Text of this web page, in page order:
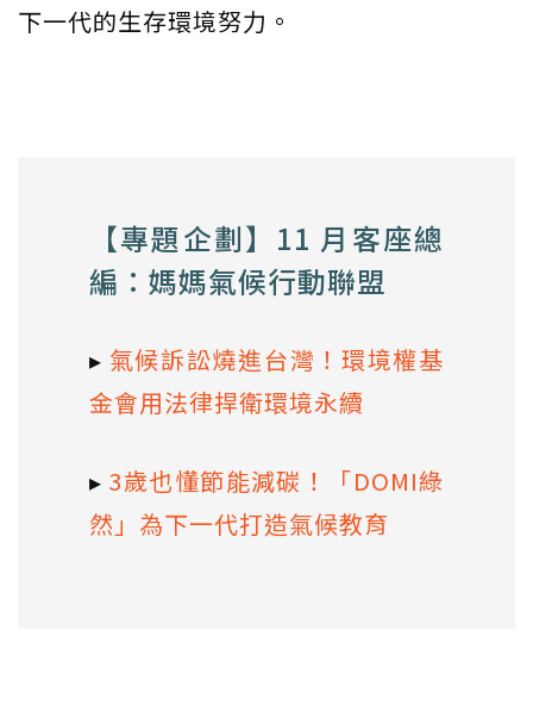
下一代的生存環境努力。
【專題企劃】11 月客座總
編：媽媽氣候行動聯盟
▸ 氣候訴訟燒進台灣！環境權基
金會用法律捍衛環境永續
▸ 3歲也懂節能減碳！「DOMI綠
然」為下一代打造氣候教育